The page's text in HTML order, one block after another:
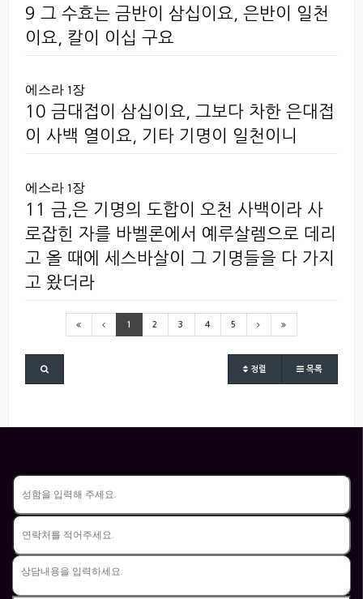
9 그 수효는 금반이 삼십이요, 은반이 일천
이요, 칼이 이십 구요
에스라 1장
10 금대접이 삼십이요, 그보다 차한 은대접
이 사백 열이요, 기타 기명이 일천이니
에스라 1장
11 금,은 기명의 도합이 오천 사백이라 사
로잡힌 자를 바벨론에서 예루살렘으로 데리
고 올 때에 세스바살이 그 기명들을 다 가지
고 왔더라
1 2 3 4 5
정렬 목록